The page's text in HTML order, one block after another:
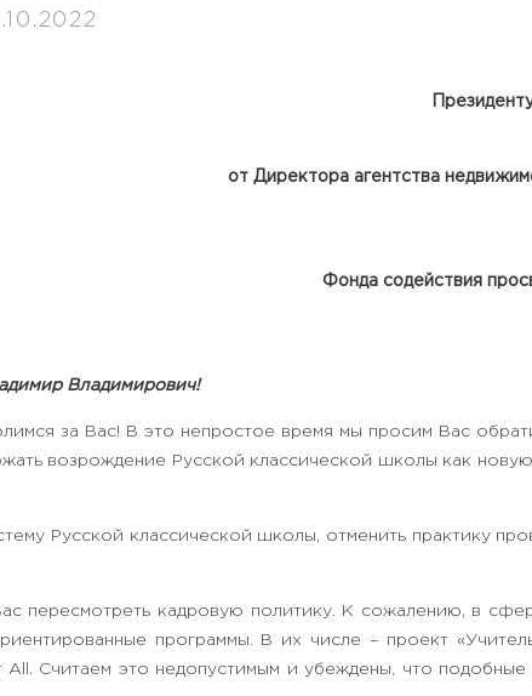
от Директора агентства
Фонда содействия
Владимирович!
за Вас! В это непростое время мы просим Вас
возрождение Русской классической школы как
Русской классической школы, отменить практику
пересмотреть кадровую политику. К сожалению, в
программы. В их числе – проект
All. Считаем это недопустимым и убеждены, что